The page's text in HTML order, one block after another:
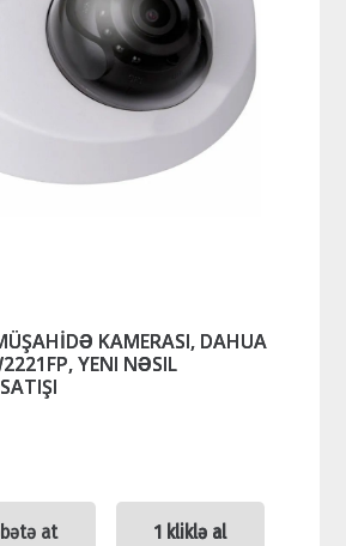
KAMERASI, DAHUA
YENI NƏSIL
at 1 kliklə al